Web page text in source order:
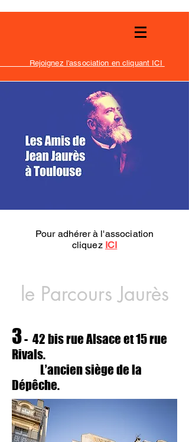
Rejoignez l'association en cliquant ICI
Pour adhérerà l'association
cliquez ICI
le Parcours Jaurès
3- 42 bis rue Alsace et 15 rue
Rivals.
L’ancien siège de la
Dépêche.